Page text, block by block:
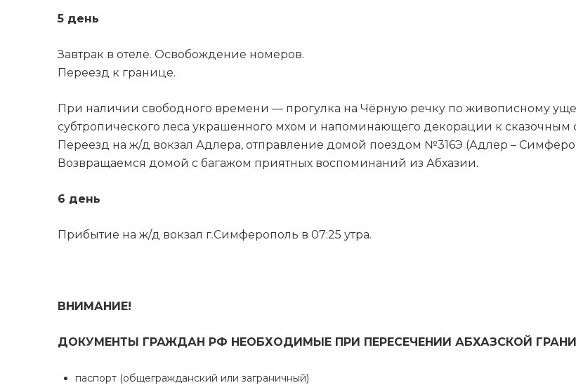
5 день
Завтрак в отеле. Освобождение номеров.
Переезд к границе.
При наличии свободного времени — прогулка на Чёрную речку по живописному
субтропического леса украшенного мхом и напоминающего декорации к сказочным
Переезд на ж/д вокзал Адлера, отправление домой поездом №316Э (Адлер –
Возвращаемся домой с багажом приятных воспоминаний из Абхазии.
6 день
Прибытие на ж/д вокзал г.Симферополь в 07:25 утра.
ВНИМАНИЕ!
ДОКУМЕНТЫ ГРАЖДАН РФ НЕОБХОДИМЫЕ ПРИ ПЕРЕСЕЧЕНИИ АБХАЗСКОЙ
паспорт (общегражданский или заграничный)